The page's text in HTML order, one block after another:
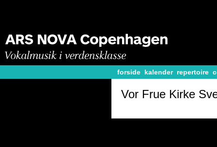
forside kalender repertoire
Vor Frue Kirke